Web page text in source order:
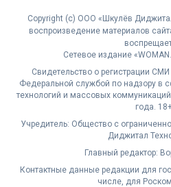
Copyright (с) ООО «Шкулёв
воспроизведение материалов
Сетевое издание
Свидетельство о регистрации
Федеральной службой по надзору в
технологий и массовых
года.
Учредитель: Общество с
Диджитал
Главный редактор:
Контактные данные редакции для
числе, для